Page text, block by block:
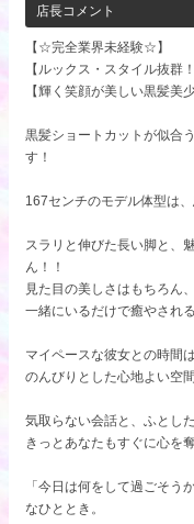
店長コメント
【☆完全業界未経験☆】
【ルックス・スタイル抜群
【輝く笑顔が美しい黒髪美少
黒髪ショートカットが似合
す！
167センチのモデル体型は
スラリと伸びた長い脚と、
ん！！
見た目の美しさはもちろん
一緒にいるだけで癒やされ
マイペースな彼女との時間
のんびりとした心地よい空
気取らない会話と、ふとし
きっとあなたもすぐに心を
「今日は何をして過ごそう
なひととき。